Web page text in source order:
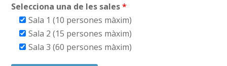
Selecciona una de les sales*
Sala 1 (10 persones màxim)
Sala 2 (15 persones màxim)
Sala 3 (60 persones màxim)